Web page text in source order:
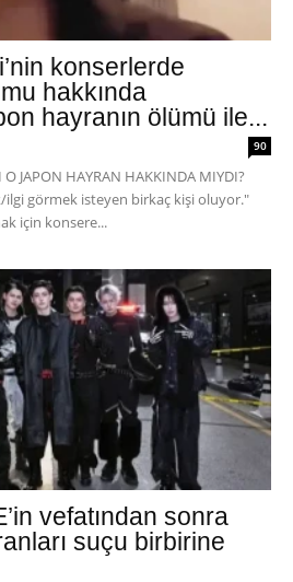
konserlerde
hakkında
hayranın ölümü ile...
90
JAPON HAYRAN HAKKINDA MIYDI?
ilgi görmek isteyen birkaç kişi oluyor."
için konsere...
vefatından sonra
suçu birbirine